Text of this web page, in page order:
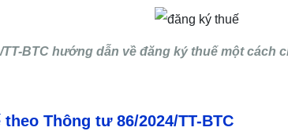
TT-BTC hướng dẫn về đăng ký thuế một cách
theo Thông tư 86/2024/TT-BTC